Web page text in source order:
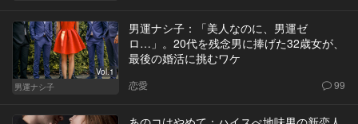
Vol.1
男運ナシ子
男運ナシ子：「美人なのに、男運ゼ
ロ…」。20代を残念男に捧げた32歳女が、
最後の婚活に挑むワケ
恋愛 99